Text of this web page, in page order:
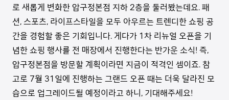
로 새롭게 변화한 압구정본점 지하 2층을 둘러봤는데요. 패
션, 스포츠, 라이프스타일을 모두 아우르는 트렌디한 쇼핑 공
간을 경험할 좋은 기회입니다. 게다가 1차 리뉴얼 오픈을 기
념한 쇼핑 행사를 전 매장에서 진행한다는 반가운 소식! 즉,
압구정본점을 방문할 계획이라면 지금이 적격인 셈이죠. 참
고로 7월 31일에 진행하는 그랜드 오픈 때는 더욱 달라진 모
습으로 업그레이드될 예정이라고 하니, 기대해주세요!